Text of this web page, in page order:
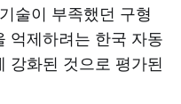
술이 부족했던 구형
억제하려는 한국 자동
강화된 것으로 평가된